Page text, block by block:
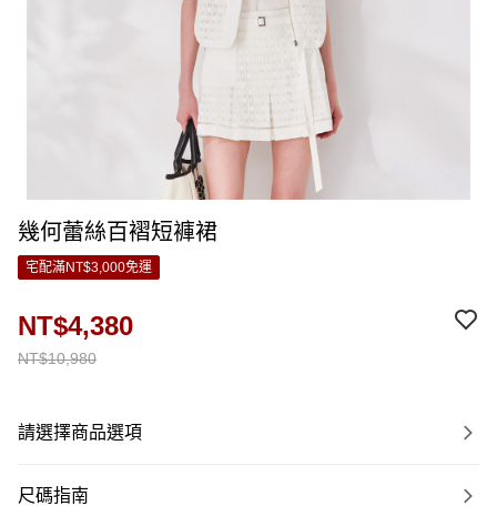
幾何蕾絲百褶短褲裙
宅配滿NT$3,000免運
NT$10,980
NT$4,380
請選擇商品選項
尺碼指南